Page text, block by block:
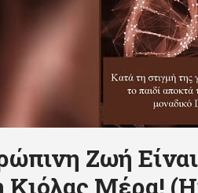
Ζωή
Μέρα!